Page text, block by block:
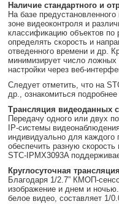
Наличие стандартного и
На базе
зоне видеоконтроля и
классификацию объектов по
определять скорость и
отведенного времени и др.
минимизирует число
настройки через веб-
Следует отметить, что на
др., ознакомиться
Трансляция видеоданных
Передачу одного или двух
IP-системы
индивидуально для каждого
обеспечить разную
STC-IPMX3093A
Круглосуточная
Благодаря 1/2.7” КМОП-
изображение и днем и
белое видео, составляет 1/